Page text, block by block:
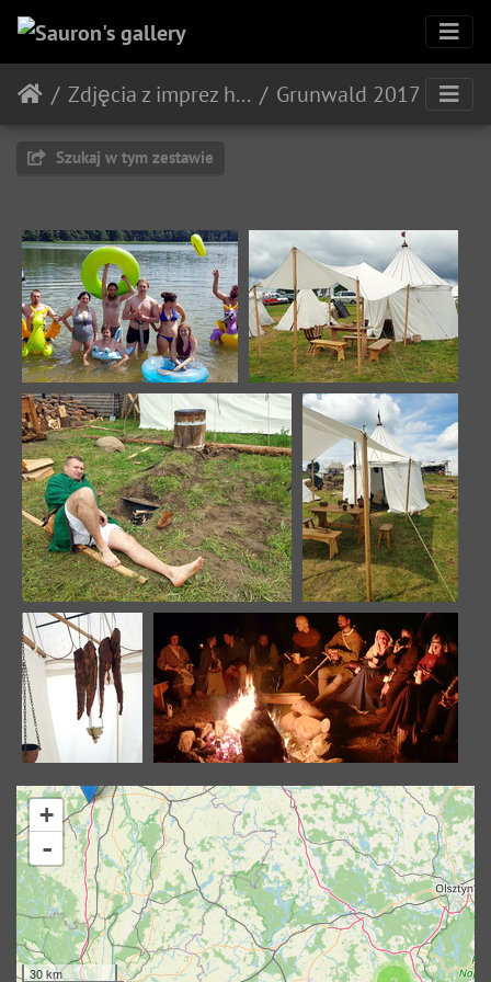
Zdjęcia z imprez historycznych Grunwald 2017
Szukaj w tym zestawie
Image 11407
24105 odwiedzin
Image 11408
25991 odwiedzin
Image 11409
24230 odwiedzin
Image 11410
21565 odwiedzin
Image 11411
20836
odwiedzin
Image 11412
20131 odwiedzin
+
-
30 km